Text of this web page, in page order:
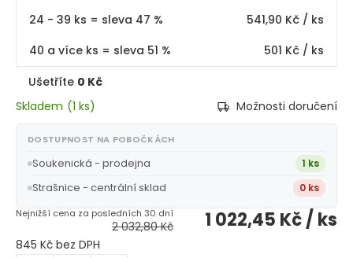
24 - 39 ks = sleva 47 %
541,90 Kč / ks
40 a více ks = sleva 51 %
501 Kč / ks
Ušetříte 0 Kč
Skladem (1 ks) Možnosti doručení
DOSTUPNOST NA POBOČKÁCH
Soukenická - prodejna 1 ks
Strašnice - centrální sklad 0 ks
2 032,80 Kč 1 022,45 Kč/ ks
845 Kč bez DPH